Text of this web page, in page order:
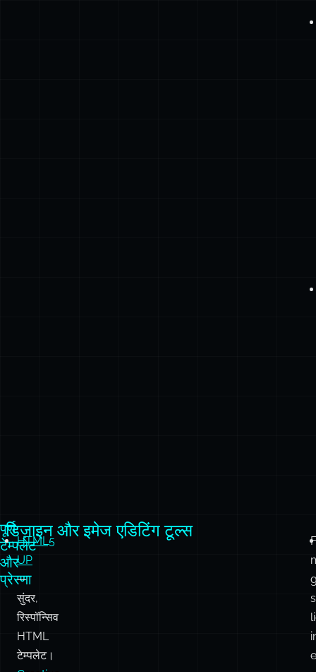
पूर्ण
टेम्पलेट
और
प्रेरणा
HTML5
UP
—
सुंदर,
रिस्पॉन्सिव
HTML
टेम्पलेट।
डिज़ाइन और इमेज एडिटिंग टूल्स